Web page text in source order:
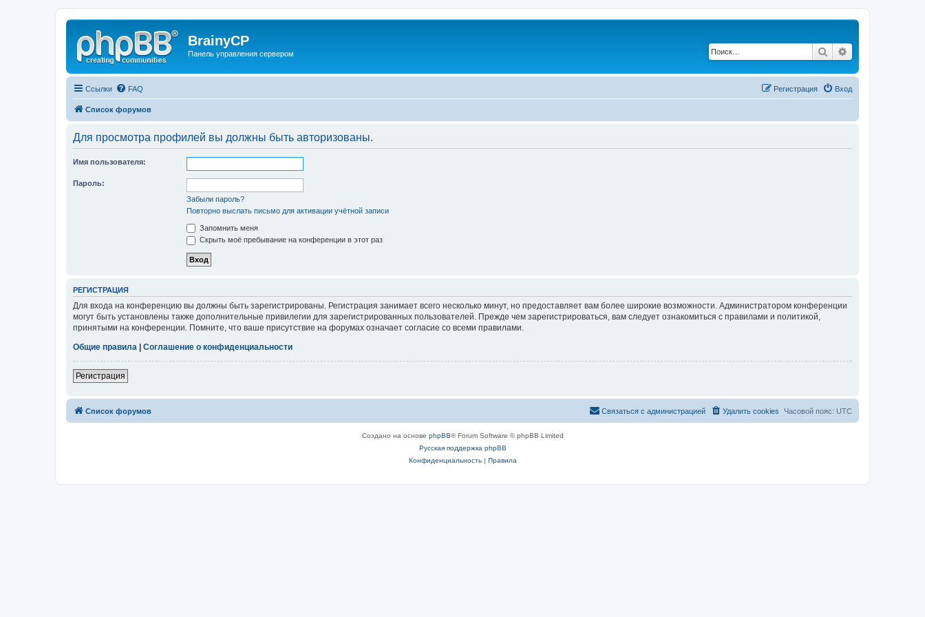
BrainyCP
Панель управления сервером Поиск
Ссылки FAQ Вход
Регистрация
Список форумов
Для просмотра профилей вы должны быть авторизованы.
Имя пользователя:
Пароль:
Забыли пароль?
Повторно выслать письмо для активации учётной записи
Запомнить меня
Скрыть моё пребывание на конференции в этот раз
РЕГИСТРАЦИЯ
Для входа на конференцию вы должны быть зарегистрированы. Регистрация занимает всего несколько минут, но предоставляет вам более широкие возможности. Администратором конференции
могут быть установлены также дополнительные привилегии для зарегистрированных пользователей. Прежде чем зарегистрироваться, вам следует ознакомиться с правилами и политикой,
принятыми на конференции. Помните, что ваше присутствие на форумах означает согласие со всеми правилами.
Общие правила
Соглашение о конфиденциальности
Регистрация
Список форумов Часовой пояс: UTC
Удалить cookies
Связаться с администрацией
Создано на основе phpBB® Forum Software © phpBB Limited
Русская поддержка phpBB
Конфиденциальность| Правила